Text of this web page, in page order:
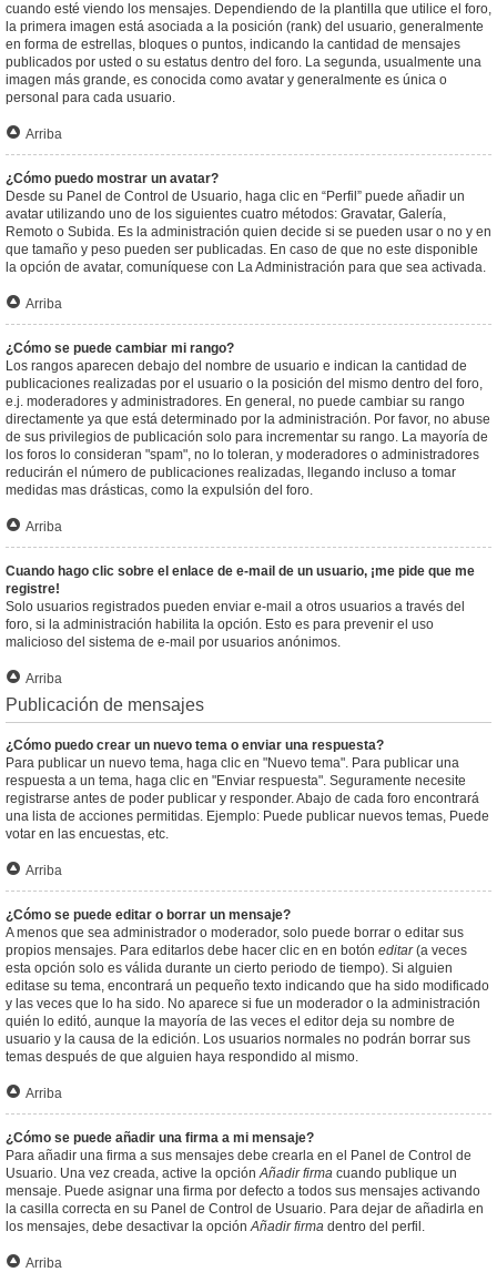
cuando esté viendo los mensajes. Dependiendo de la plantilla que utilice el foro,
la primera imagen está asociada a la posición (rank) del usuario, generalmente
en forma de estrellas, bloques o puntos, indicando la cantidad de mensajes
publicados por usted o su estatus dentro del foro. La segunda, usualmente una
imagen más grande, es conocida como avatar y generalmente es única o
personal para cada usuario.
Arriba
¿Cómo puedo mostrar un avatar?
Desde su Panel de Control de Usuario, haga clic en “Perfil” puede añadir un
avatar utilizando uno de los siguientes cuatro métodos: Gravatar, Galería,
Remoto o Subida. Es la administración quien decide si se pueden usar o no y en
que tamaño y peso pueden ser publicadas. En caso de que no este disponible
la opción de avatar, comuníquese con La Administración para que sea activada.
Arriba
¿Cómo se puede cambiar mi rango?
Los rangos aparecen debajo del nombre de usuario e indican la cantidad de
publicaciones realizadas por el usuario o la posición del mismo dentro del foro,
e.j. moderadores y administradores. En general, no puede cambiar su rango
directamente ya que está determinado por la administración. Por favor, no abuse
de sus privilegios de publicación solo para incrementar su rango. La mayoría de
los foros lo consideran "spam", no lo toleran, y moderadores o administradores
reducirán el número de publicaciones realizadas, llegando incluso a tomar
medidas mas drásticas, como la expulsión del foro.
Arriba
Cuando hago clic sobre el enlace de e-mail de un usuario, ¡me pide que me
registre!
Solo usuarios registrados pueden enviar e-mail a otros usuarios a través del
foro, si la administración habilita la opción. Esto es para prevenir el uso
malicioso del sistema de e-mail por usuarios anónimos.
Arriba
Publicación de mensajes
¿Cómo puedo crear un nuevo tema o enviar una respuesta?
Para publicar un nuevo tema, haga clic en "Nuevo tema". Para publicar una
respuesta a un tema, haga clic en "Enviar respuesta". Seguramente necesite
registrarse antes de poder publicar y responder. Abajo de cada foro encontrará
una lista de acciones permitidas. Ejemplo: Puede publicar nuevos temas, Puede
votar en las encuestas, etc.
Arriba
¿Cómo se puede editar o borrar un mensaje?
A menos que sea administrador o moderador, solo puede borrar o editar sus
propios mensajes. Para editarlos debe hacer clic en en botón editar(a veces
esta opción solo es válida durante un cierto periodo de tiempo). Si alguien
editase su tema, encontrará un pequeño texto indicando que ha sido modificado
y las veces que lo ha sido. No aparece si fue un moderador o la administración
quién lo editó, aunque la mayoría de las veces el editor deja su nombre de
usuario y la causa de la edición. Los usuarios normales no podrán borrar sus
temas después de que alguien haya respondido al mismo.
Arriba
¿Cómo se puede añadir una firma a mi mensaje?
Para añadir una firma a sus mensajes debe crearla en el Panel de Control de
Usuario. Una vez creada, active la opciónAñadir firma cuando publique un
mensaje. Puede asignar una firma por defecto a todos sus mensajes activando
la casilla correcta en su Panel de Control de Usuario. Para dejar de añadirla en
los mensajes, debe desactivar la opciónAñadir firma dentro del perfil.
Arriba